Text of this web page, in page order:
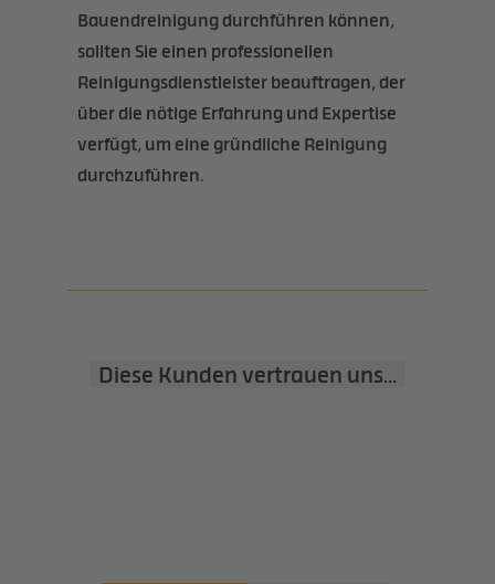
Bauendreinigung durchführen können,
sollten Sie einen professionellen
Reinigungsdienstleister beauftragen, der
über die nötige Erfahrung und Expertise
verfügt, um eine gründliche Reinigung
durchzuführen.
Diese Kunden vertrauen uns...